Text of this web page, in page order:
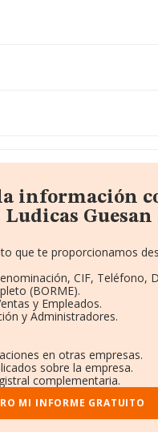
información
Guesan
que te proporcionamos
CIF, Teléfono,
(BORME).
y Empleados.
y Administradores.
en otras empresas.
sobre la empresa.
complementaria.
MI INFORME GRATUITO